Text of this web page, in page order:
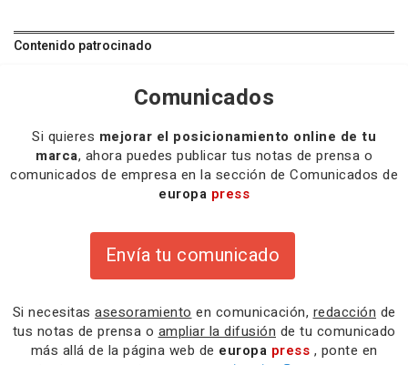
Contenido patrocinado
Comunicados
Si quieres mejorar el posicionamiento online de tu
marca, ahora puedes publicar tus notas de prensa o
comunicados de empresa en la sección de Comunicados de
europa press
Envía tu comunicado
Si necesitas asesoramiento en comunicación, redacción de
tus notas de prensa o ampliar la difusión de tu comunicado
más allá de la página web de europa press , ponte en